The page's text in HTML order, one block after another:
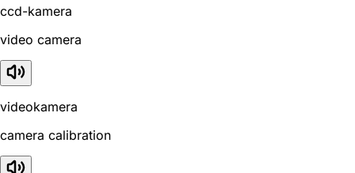
ccd-kamera
video camera
videokamera
camera calibration